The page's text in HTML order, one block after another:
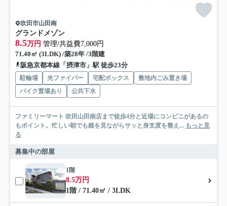
吹田市山田南
グランドメゾン
8.5万円 管理/共益費7,000円
71.40㎡ (3LDK) /築28年 /3階建
阪急京都本線「摂津市」駅 徒歩23分
駐輪場 光ファイバー 宅配ボックス
敷地内ごみ置き場
バイク置場あり
公共下水
ファミリーマート 吹田山田南店まで徒歩4分と近場にコンビニがあるの
もポイント。忙しい朝でも鏡を見ながらサッと身支度を整え... もっと見
る
募集中の部屋
1階
8.5万円
1階 / 71.40㎡ / 3LDK